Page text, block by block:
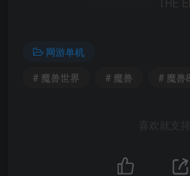
打开N11数据连接工具
（打开里面的“ 04N11数据管理
(一般在安装教程里都有)，其他
网游单机
# 魔兽世界
# 魔兽 # 魔兽
喜欢就支